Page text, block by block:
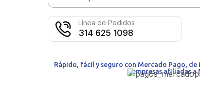
Línea de Pedidos
314 625 1098
Rápido, fácil y seguro con Mercado Pago,
empresas afiliadas a